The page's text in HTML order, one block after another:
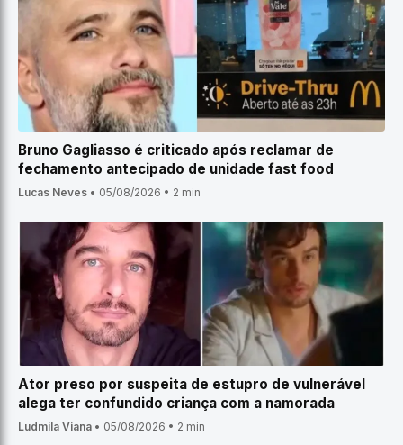
Bruno Gagliasso é criticado após reclamar de
fechamento antecipado de unidade fast food
Lucas Neves • 05/08/2026 • 2 min
Ator preso por suspeita de estupro de vulnerável
alega ter confundido criança com a namorada
Ludmila Viana • 05/08/2026 • 2 min